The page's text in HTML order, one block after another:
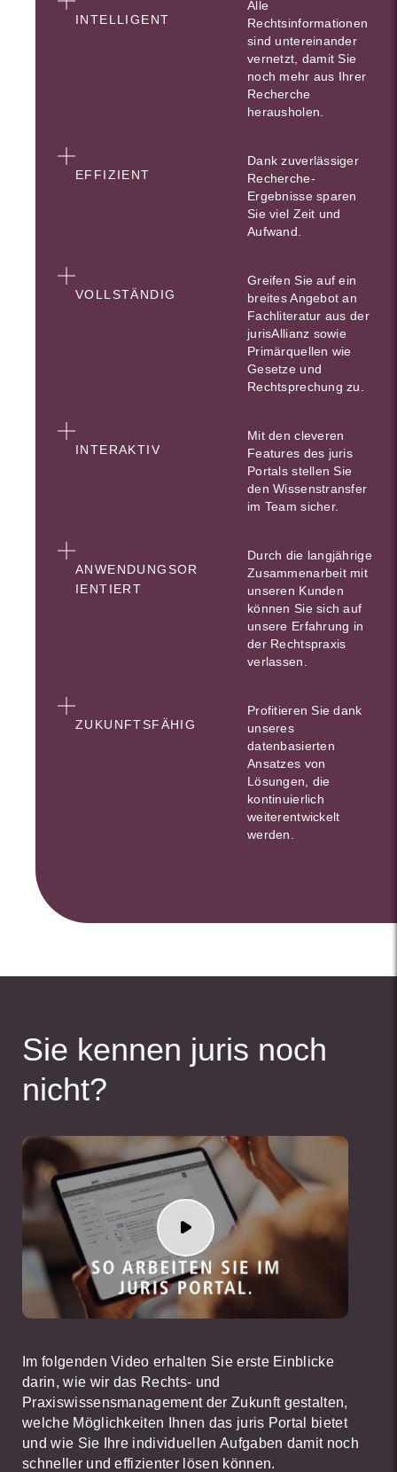
INTELLIGENT
Alle
Rechtsinformationen
sind untereinander
vernetzt, damit Sie
noch mehr aus Ihrer
Recherche
herausholen.
EFFIZIENT
Dank zuverlässiger
Recherche-
Ergebnisse sparen
Sie viel Zeit und
Aufwand.
VOLLSTÄNDIG
Greifen Sie auf ein
breites Angebot an
Fachliteratur aus der
jurisAllianz sowie
Primärquellen wie
Gesetze und
Rechtsprechung zu.
INTERAKTIV
Mit den cleveren
Features des juris
Portals stellen Sie
den Wissenstransfer
im Team sicher.
ANWENDUNGSOR
IENTIERT
Durch die langjährige
Zusammenarbeit mit
unseren Kunden
können Sie sich auf
unsere Erfahrung in
der Rechtspraxis
verlassen.
ZUKUNFTSFÄHIG
Profitieren Sie dank
unseres
datenbasierten
Ansatzes von
Lösungen, die
kontinuierlich
weiterentwickelt
werden.
Sie kennen juris noch
nicht?
Im folgenden Video erhalten Sie erste Einblicke
darin, wie wir das Rechts- und
Praxiswissensmanagement der Zukunft gestalten,
welche Möglichkeiten Ihnen das juris Portal bietet
und wie Sie Ihre individuellen Aufgaben damit noch
schneller und effizienter lösen können.